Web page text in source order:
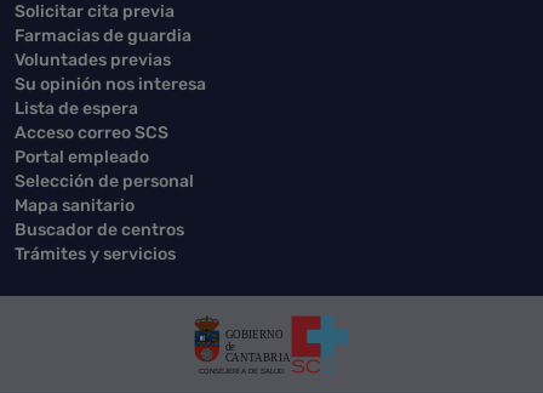
Solicitar cita previa
Farmacias de guardia
Voluntades previas
Su opinión nos interesa
Lista de espera
Acceso correo SCS
Portal empleado
Selección de personal
Mapa sanitario
Buscador de centros
Trámites y servicios